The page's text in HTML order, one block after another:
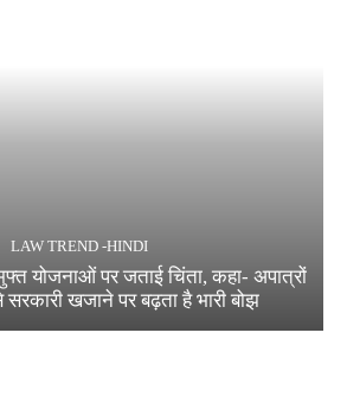
LAW TREND -HINDI
योजनाओं पर जताई चिंता, कहा- अपात्रों
खजाने पर बढ़ता है भारी बोझ